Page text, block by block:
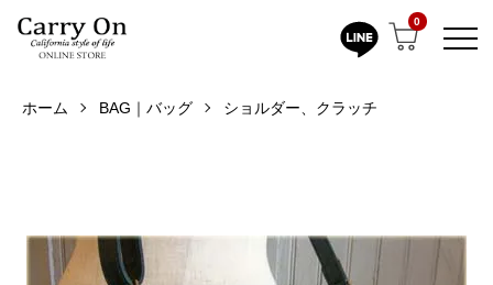
0
ホーム BAG｜バッグ ショルダー、クラッチ